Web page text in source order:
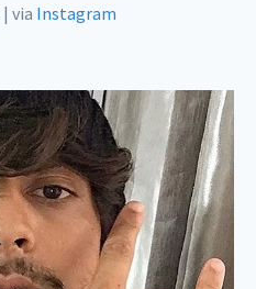
| via Instagram